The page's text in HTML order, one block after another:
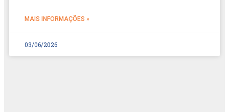
MAIS INFORMAÇÕES »
03/06/2026